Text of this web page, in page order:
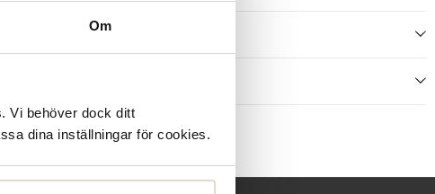
Om
Vi behöver dock ditt
dina inställningar för cookies.